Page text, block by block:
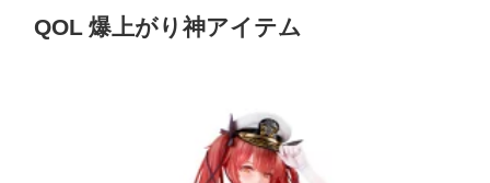
QOL 爆上がり神アイテム